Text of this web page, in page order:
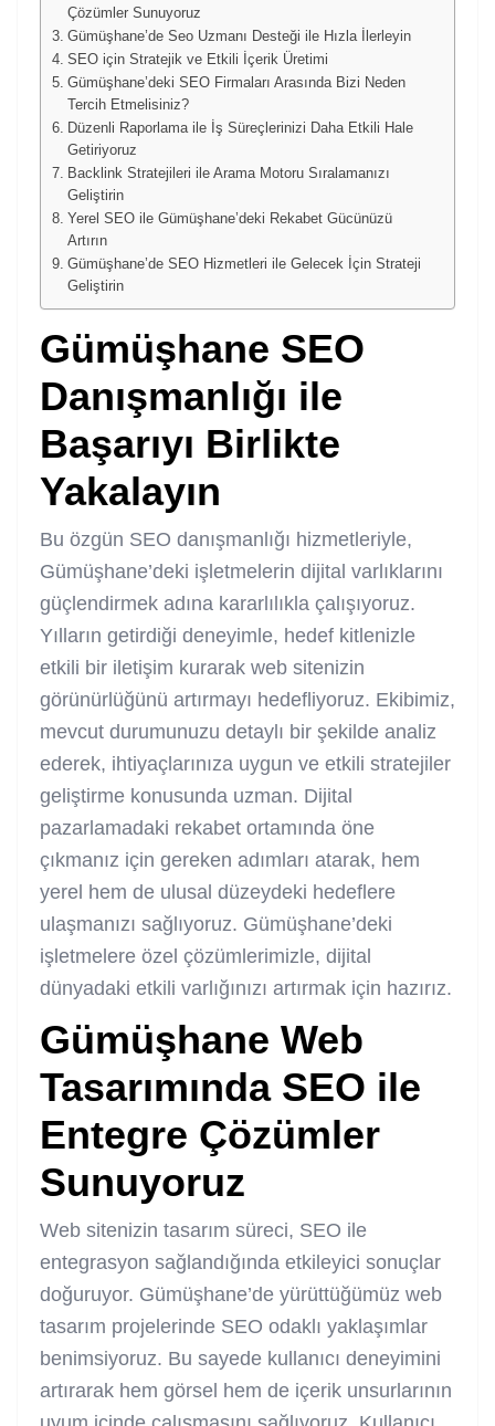
Çözümler Sunuyoruz
Gümüşhane’de Seo Uzmanı Desteği ile Hızla İlerleyin
SEO için Stratejik ve Etkili İçerik Üretimi
Gümüşhane’deki SEO Firmaları Arasında Bizi Neden
Tercih Etmelisiniz?
Düzenli Raporlama ile İş Süreçlerinizi Daha Etkili Hale
Getiriyoruz
Backlink Stratejileri ile Arama Motoru Sıralamanızı
Geliştirin
Yerel SEO ile Gümüşhane’deki Rekabet Gücünüzü
Artırın
Gümüşhane’de SEO Hizmetleri ile Gelecek İçin Strateji
Geliştirin
Gümüşhane SEO
Danışmanlığı ile
Başarıyı Birlikte
Yakalayın
Bu özgün SEO danışmanlığı hizmetleriyle,
Gümüşhane’deki işletmelerin dijital varlıklarını
güçlendirmek adına kararlılıkla çalışıyoruz.
Yılların getirdiği deneyimle, hedef kitlenizle
etkili bir iletişim kurarak web sitenizin
görünürlüğünü artırmayı hedefliyoruz. Ekibimiz,
mevcut durumunuzu detaylı bir şekilde analiz
ederek, ihtiyaçlarınıza uygun ve etkili stratejiler
geliştirme konusunda uzman. Dijital
pazarlamadaki rekabet ortamında öne
çıkmanız için gereken adımları atarak, hem
yerel hem de ulusal düzeydeki hedeflere
ulaşmanızı sağlıyoruz. Gümüşhane’deki
işletmelere özel çözümlerimizle, dijital
dünyadaki etkili varlığınızı artırmak için hazırız.
Gümüşhane Web
Tasarımında SEO ile
Entegre Çözümler
Sunuyoruz
Web sitenizin tasarım süreci, SEO ile
entegrasyon sağlandığında etkileyici sonuçlar
doğuruyor. Gümüşhane’de yürüttüğümüz web
tasarım projelerinde SEO odaklı yaklaşımlar
benimsiyoruz. Bu sayede kullanıcı deneyimini
artırarak hem görsel hem de içerik unsurlarının